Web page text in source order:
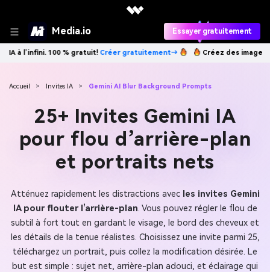
Media.io Essayer gratuitement
gratuitement→ Créez des images IA à l’infini. 100 % gratuit!Créer
Accueil > Invites IA > Gemini AI Blur Background Prompts
25+ Invites Gemini IA
pour flou d’arrière-plan
et portraits nets
Atténuez rapidement les distractions avec les invites Gemini
IA pour flouter l’arrière-plan. Vous pouvez régler le flou de
subtil à fort tout en gardant le visage, le bord des cheveux et
les détails de la tenue réalistes. Choisissez une invite parmi 25,
téléchargez un portrait, puis collez la modification désirée. Le
but est simple : sujet net, arrière-plan adouci, et éclairage qui